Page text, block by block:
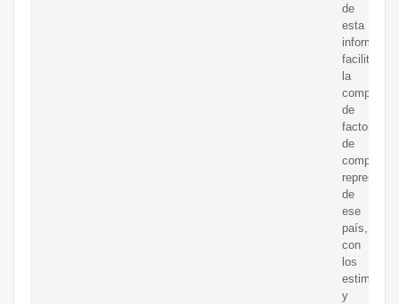
de
esta
facilita
la
de
factores
de
de
ese
país,
con
los
estimados
y